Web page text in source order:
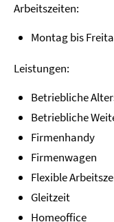
Arbeitszeiten:
Montag bis
Leistungen:
Betriebliche
Betriebliche
Firmenhandy
Firmenwagen
Flexible
Gleitzeit
Homeoffice